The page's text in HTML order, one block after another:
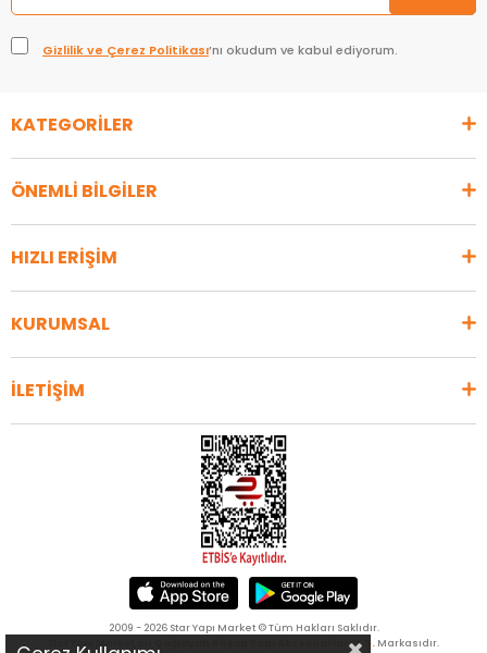
Gizlilik ve Çerez Politikası’nı okudum ve kabul ediyorum.
KATEGORİLER
ÖNEMLİ BİLGİLER
HIZLI ERİŞİM
KURUMSAL
İLETİŞİM
2009 - 2026 Star Yapı Market © Tüm Hakları Saklıdır.
Çağlayan Ahşap Yapı Aksesuarları A.Ş. Markasıdır.